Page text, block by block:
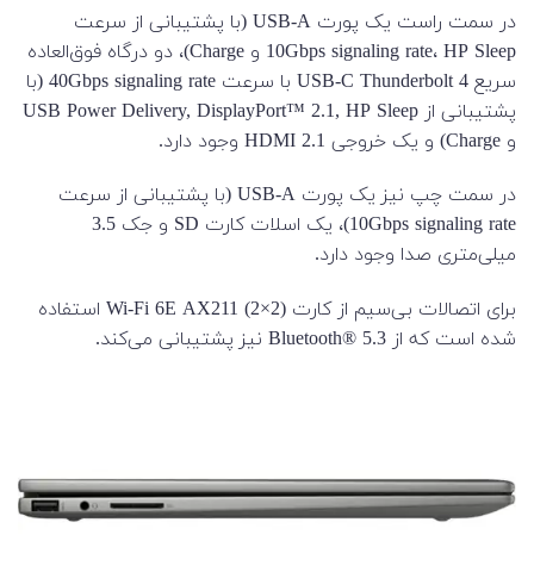
در سمت راست یک پورت USB-A (با پشتیبانی از سرعت
10Gbps signaling rate، HP Sleep و Charge)، دو درگاه فوق‌العاده
سریع USB-C Thunderbolt 4 با سرعت 40Gbps signaling rate (با
پشتیبانی از USB Power Delivery, DisplayPort™ 2.1, HP Sleep
و Charge) و یک خروجی HDMI 2.1 وجود دارد.
در سمت چپ نیز یک پورت USB-A (با پشتیبانی از سرعت
10Gbps signaling rate)، یک اسلات کارت SD و جک 3.5
میلی‌متری صدا وجود دارد.
برای اتصالات بی‌سیم از کارت Wi-Fi 6E AX211 (2×2) استفاده
شده است که از Bluetooth® 5.3 نیز پشتیبانی می‌کند.